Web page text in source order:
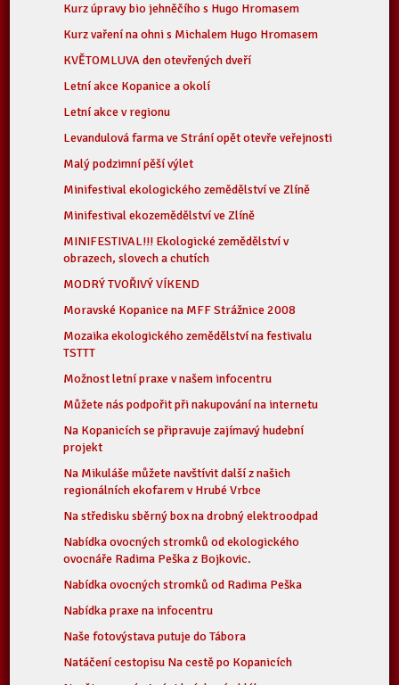
Kurz úpravy bio jehněčího s Hugo Hromasem
Kurz vaření na ohni s Michalem Hugo Hromasem
KVĚTOMLUVA den otevřených dveří
Letní akce Kopanice a okolí
Letní akce v regionu
Levandulová farma ve Strání opět otevře veřejnosti
Malý podzimní pěší výlet
Minifestival ekologického zemědělství ve Zlíně
Minifestival ekozemědělství ve Zlíně
MINIFESTIVAL!!! Ekologické zemědělství v
obrazech, slovech a chutích
MODRÝ TVOŘIVÝ VÍKEND
Moravské Kopanice na MFF Strážnice 2008
Mozaika ekologického zemědělství na festivalu
TSTTT
Možnost letní praxe v našem infocentru
Můžete nás podpořit při nakupování na internetu
Na Kopanicích se připravuje zajímavý hudební
projekt
Na Mikuláše můžete navštívit další z našich
regionálních ekofarem v Hrubé Vrbce
Na středisku sběrný box na drobný elektroodpad
Nabídka ovocných stromků od ekologického
ovocnáře Radima Peška z Bojkovic.
Nabídka ovocných stromků od Radima Peška
Nabídka praxe na infocentru
Naše fotovýstava putuje do Tábora
Natáčení cestopisu Na cestě po Kopanicích